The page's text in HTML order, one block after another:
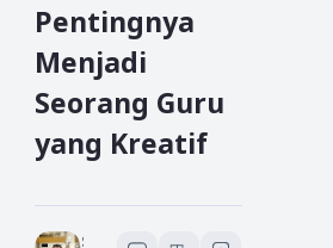
Pentingnya
Menjadi
Seorang Guru
yang Kreatif